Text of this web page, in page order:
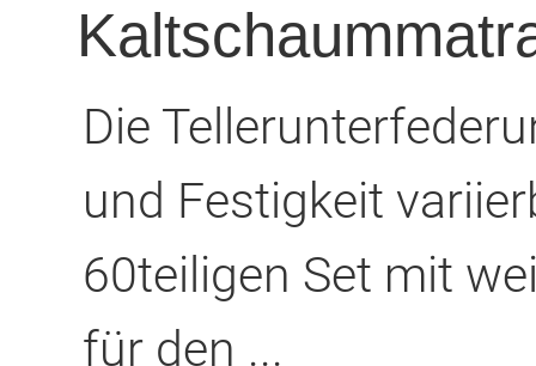
Die
und Festigkeit
60teiligen Set mit
für den ...